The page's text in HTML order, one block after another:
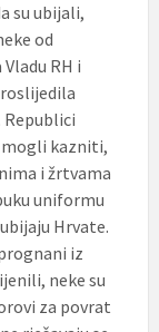
su ubijali,
od
RH i
Republici
mogli kazniti,
i žrtvama
uniformu
Hrvate.
iz
neke su
za povrat